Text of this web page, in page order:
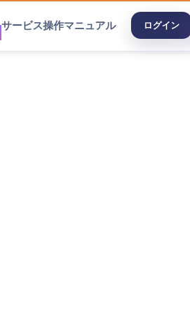
サービス操作マニュアル ログイン